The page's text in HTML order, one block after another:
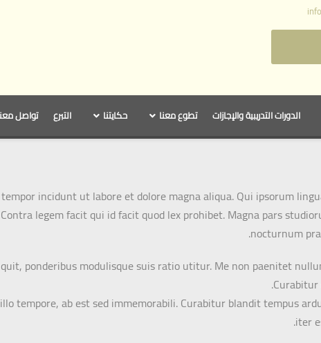
الدورات التدريبية والإجازات تطوع معنا حكايتنا التبرع تواصل
incidunt ut labore et dolore magna aliqua. Qui ipsorum
legem facit qui id facit quod lex prohibet. Magna pars
nocturnum
ponderibus modulisque suis ratio utitur. Me non paenitet
tempore, ab est sed immemorabili. Curabitur blandit tempus
iter